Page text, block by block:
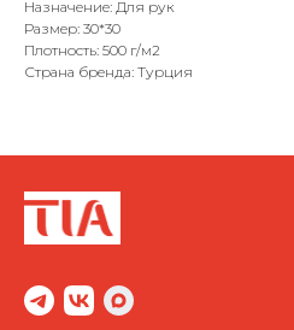
Назначение: Для рук
Размер: 30*30
Плотность: 500 г/м2
Страна бренда: Турция